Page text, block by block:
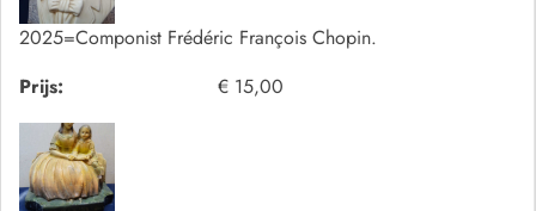
2025=Componist Frédéric François Chopin.
Prijs:
€ 15,00